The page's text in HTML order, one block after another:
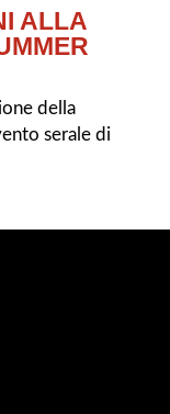
ALLA
della
serale di